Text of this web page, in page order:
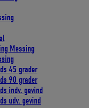
Messing
45 grader
90 grader
indv. gevind
udv. gevind